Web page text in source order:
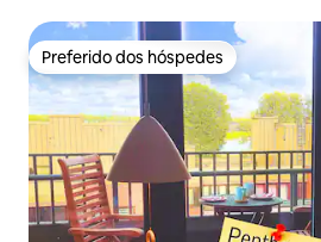
Preferido dos hóspedes
Preferido dos hóspedes